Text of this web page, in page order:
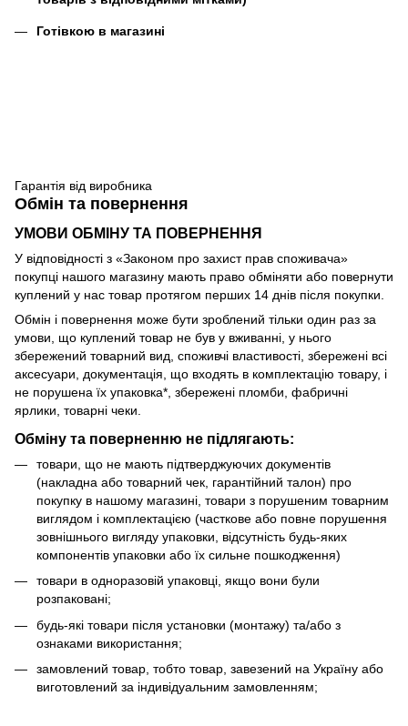
Готівкою в магазині
Гарантія від виробника
Обмін та повернення
УМОВИ ОБМІНУ ТА ПОВЕРНЕННЯ
У відповідності з «Законом про захист прав споживача»
покупці нашого магазину мають право обміняти або повернути
куплений у нас товар протягом перших 14 днів після покупки.
Обмін і повернення може бути зроблений тільки один раз за
умови, що куплений товар не був у вживанні, у нього
збережений товарний вид, споживчі властивості, збережені всі
аксесуари, документація, що входять в комплектацію товару, і
не порушена їх упаковка*, збережені пломби, фабричні
ярлики, товарні чеки.
Обміну та поверненню не підлягають:
товари, що не мають підтверджуючих документів
(накладна або товарний чек, гарантійний талон) про
покупку в нашому магазині, товари з порушеним товарним
виглядом і комплектацією (часткове або повне порушення
зовнішнього вигляду упаковки, відсутність будь-яких
компонентів упаковки або їх сильне пошкодження)
товари в одноразовій упаковці, якщо вони були
розпаковані;
будь-які товари після установки (монтажу) та/або з
ознаками використання;
замовлений товар, тобто товар, завезений на Україну або
виготовлений за індивідуальним замовленням;